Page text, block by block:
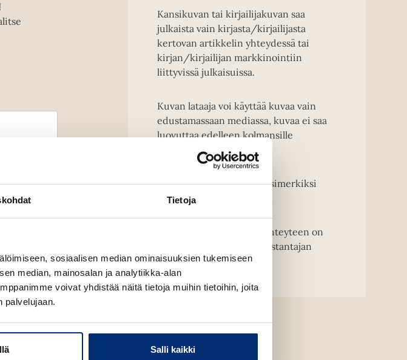
Tietoja
sosiaalisen median ominaisuuksien tukemiseen
median, mainosalan ja analytiikka-alan
voivat yhdistää näitä tietoja muihin tietoihin, joita
palvelujaan.
Salli kaikki
O
p
n
s
n
n
w
Lataa
Kansikuvan tai kirjailijakuvan saa
julkaista vain kirjasta/kirjailijasta
kertovan artikkelin yhteydessä tai
kirjan/kirjailijan markkinointiin
liittyvissä julkaisuissa.
Kuvan lataaja voi käyttää kuvaa vain
edustamassaan mediassa, kuvaa ei saa
luovuttaa edelleen kolmansille
osapuolille.
Kansikuvien muuntelu, esimerkiksi
rajaaminen on kielletty.
HUOM! Kirjailijakuvien yhteyteen on
merkittävä kuvaajan ja kustantajan
nimi.